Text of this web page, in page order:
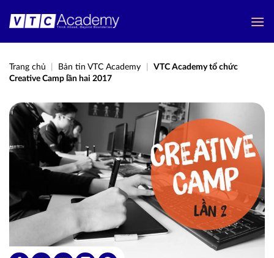
qua
Trang chủ Bản tin VTC Academy
VTC Academy tổ chức
Creative Camp lần hai 2017